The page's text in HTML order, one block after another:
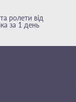
ролети від
за 1 день